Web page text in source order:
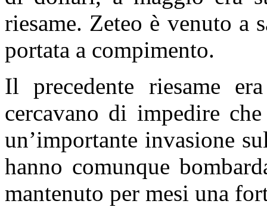
riesame. Zeteo è venuto a
portata a compimento.
Il precedente riesame
cercavano di impedire
un’importante invasione
hanno comunque
mantenuto per mesi una